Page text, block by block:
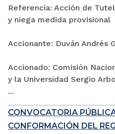
Referencia: Acción de
y niega medida provisional
Accionante: Duván Andrés
Accionado: Comisión
y la Universidad Sergio
...
CONVOCATORIA
CONFORMACIÓN DEL